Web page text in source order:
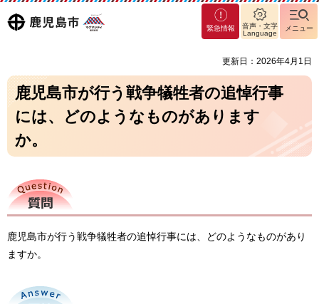
鹿児島
マグ
マシ
緊急情報
音声・文字
Language
メニュー
更新日：2026年4月1日
鹿児島市が行う戦争犠牲者の追悼行事
には、どのようなものがあります
か。
質問
鹿児島市が行う戦争犠牲者の追悼行事には、どのようなものがあり
ますか。
回答